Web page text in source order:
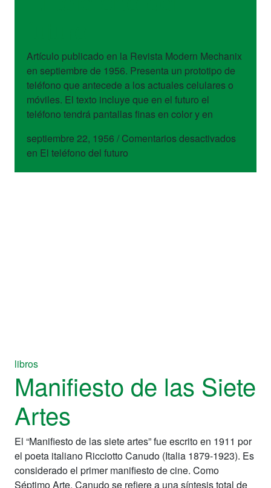
Artículo publicado en la Revista Modern Mechanix
en septiembre de 1956. Presenta un prototipo de
teléfono que antecede a los actuales celulares o
móviles. El texto incluye que en el futuro el
teléfono tendrá pantallas finas en color y en
septiembre 22, 1956 / Comentarios desactivados
en El teléfono del futuro
libros
Manifiesto de las Siete
Artes
El “Manifiesto de las siete artes” fue escrito en 1911 por
el poeta italiano Ricciotto Canudo (Italia 1879-1923). Es
considerado el primer manifiesto de cine. Como
Séptimo Arte, Canudo se refiere a una síntesis total de